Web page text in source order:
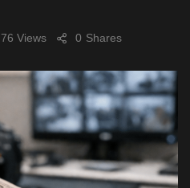
76 Views Shares
0